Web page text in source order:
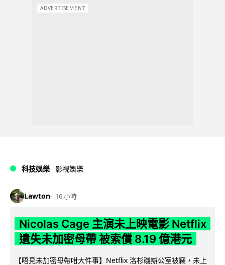
ADVERTISEMENT
科技娛樂 影視娛樂
Lawton 16 小時
Nicolas Cage 主演未上映電影 Netflix
遺失未加密母帶 被索償 8.19 億港元
【唔見未加密母帶咁大件事】Netflix 洛杉磯辦公室被竊，未上